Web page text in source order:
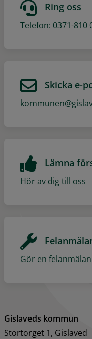
Ring oss
Telefon: 0371-810
Skicka e-
Lämna
Hör av dig till oss
Gör en felanmälan
Gislaveds kommun
Stortorget 1, Gislaved